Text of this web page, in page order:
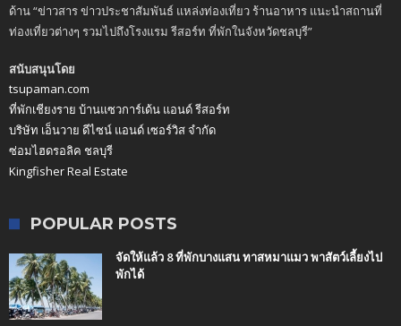
ด้าน “ข่าวสาร ข่าวประชาสัมพันธ์ แหล่งท่องเที่ยว ร้านอาหาร แนะนำสถานที่
ท่องเที่ยวต่างๆ รวมไปถึงโรงแรม รีสอร์ท ที่พักในจังหวัดชลบุรี”
สนับสนุนโดย
tsupaman.com
ที่พักเชียงราย บ้านแซวการ์เด้น แอนด์ รีสอร์ท
บริษัท เอ็นวาย ดีไซน์ แอนด์ เซอร์วิส จำกัด
ซ่อมไฮดรอลิค ชลบุรี
Kingfisher Real Estate
POPULAR POSTS
จัดให้แล้ว 8 ที่พักบางแสน ทาสหมาแมว พาสัตว์เลี้ยงไป
พักได้